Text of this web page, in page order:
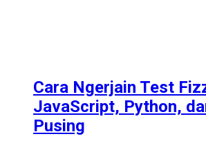
Cara Ngerjain Test
JavaScript, Python,
Pusing